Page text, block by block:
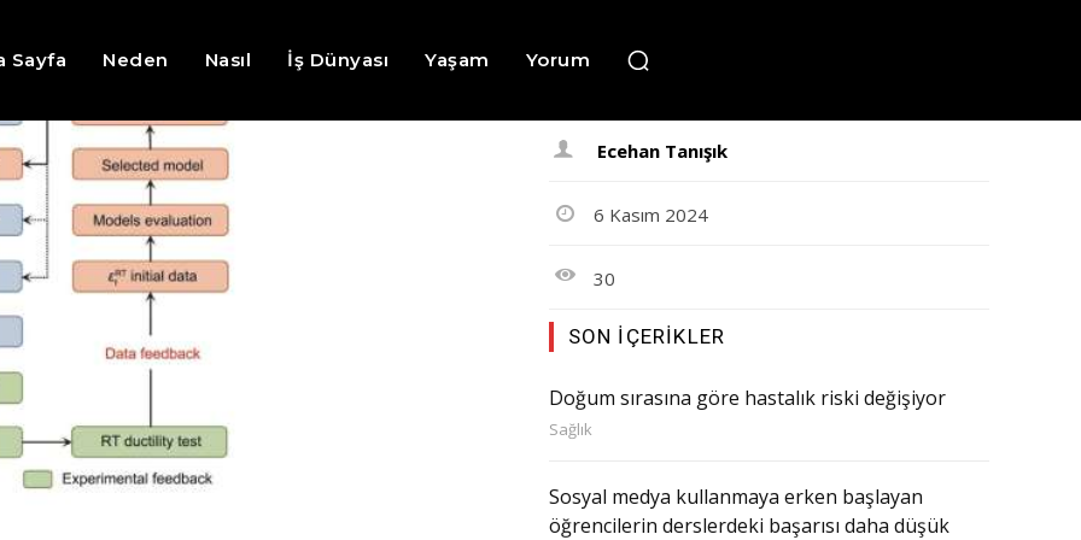
Sayfa Neden Nasıl İş Dünyası Yaşam Yorum
Ecehan Tanışık
6 Kasım 2024
30
SON İÇERIKLER
Doğum sırasına göre hastalık riski değişiyor
Sağlık
Sosyal medya kullanmaya erken başlayan
öğrencilerin derslerdeki başarısı daha düşük